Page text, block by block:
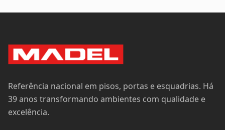
Referência nacional em pisos, portas e esquadrias. Há
39 anos transformando ambientes com qualidade e
excelência.